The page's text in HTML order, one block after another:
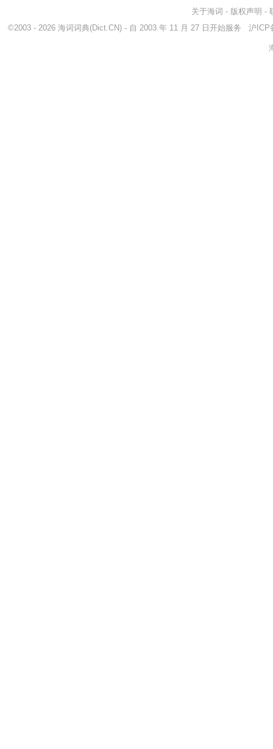
关于海词 - 版权声明 -
©2003 - 2026 海词词典(Dict.CN) - 自 2003 年 11 月 27 日开始服务 沪ICP